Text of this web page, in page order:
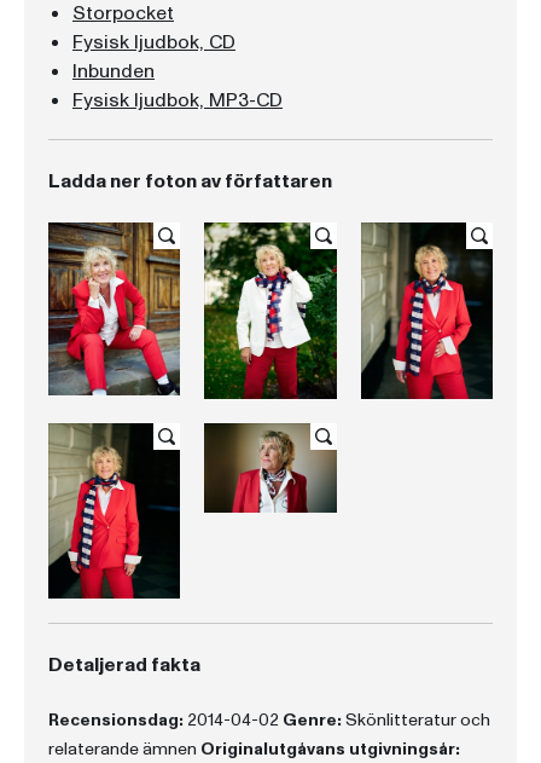
Storpocket
Fysisk ljudbok, CD
Inbunden
Fysisk ljudbok, MP3-CD
Ladda ner foton av författaren
Detaljerad fakta
Recensionsdag: 2014-04-02 Genre: Skönlitteratur och
relaterande ämnen Originalutgåvans utgivningsår: